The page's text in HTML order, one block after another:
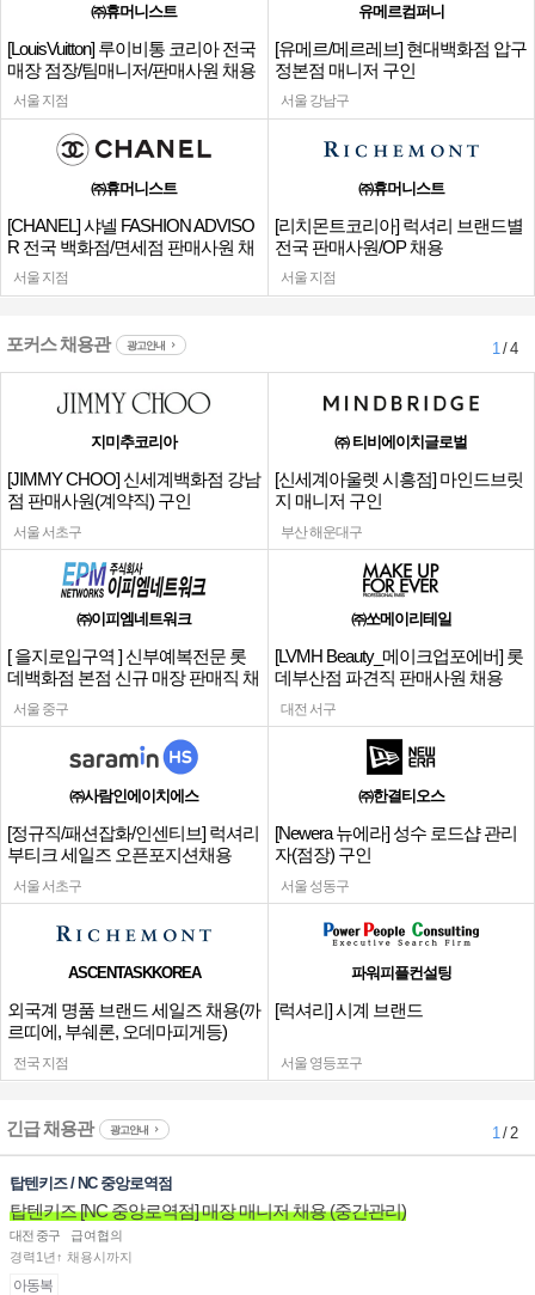
㈜휴머니스트
[LouisVuitton] 루이비통 코리아 전국
매장 점장/팀매니저/판매사원 채용
서울 지점
유메르컴퍼니
[유메르/메르레브] 현대백화점 압구
정본점 매니저 구인
서울 강남구
㈜휴머니스트
[CHANEL] 샤넬 FASHION ADVISO
R 전국 백화점/면세점 판매사원 채
용
서울 지점
㈜휴머니스트
[리치몬트코리아] 럭셔리 브랜드별
전국 판매사원/OP 채용
서울 지점
포커스 채용관 광고안내 1/ 4
지미추코리아
[JIMMY CHOO] 신세계백화점 강남
점 판매사원(계약직) 구인
서울 서초구
㈜ 티비에이치글로벌
[신세계아울렛 시흥점] 마인드브릿
지 매니저 구인
부산 해운대구
㈜이피엠네트워크
[ 을지로입구역 ] 신부예복전문 롯
데백화점 본점 신규 매장 판매직 채
서울 중구
㈜쏘메이리테일
[LVMH Beauty_메이크업포에버] 롯
데부산점 파견직 판매사원 채용
대전 서구
㈜사람인에이치에스
[정규직/패션잡화/인센티브] 럭셔리
부티크 세일즈 오픈포지션채용
서울 서초구
㈜한결티오스
[Newera 뉴에라] 성수 로드샵 관리
자(점장) 구인
서울 성동구
ASCENTASKKOREA
외국계 명품 브랜드 세일즈 채용(까
르띠에, 부쉐론, 오데마피게등)
전국 지점
파워피플컨설팅
[럭셔리] 시계 브랜드
서울 영등포구
긴급 채용관 광고안내 1/ 2
탑텐키즈 / NC 중앙로역점
탑텐키즈 [NC 중앙로역점] 매장 매니저 채용 (중간관리)
대전 중구
급여협의
경력1년↑ 채용시까지
아동복